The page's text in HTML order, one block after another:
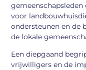
voor
ondersteunen en de
de lokale
Een diepgaand
vrijwilligers en de